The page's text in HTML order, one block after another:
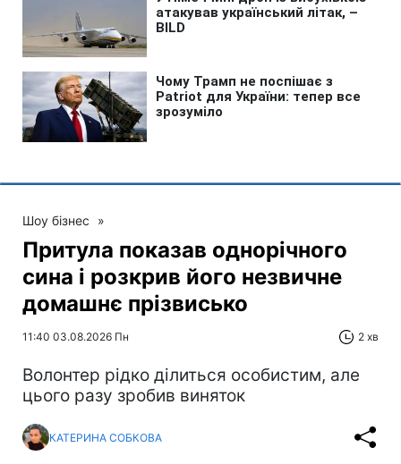
Шоу бізнес »
Притула показав однорічного
сина і розкрив його незвичне
домашнє прізвисько
11:40 03.08.2026 Пн 2 хв
Волонтер рідко ділиться особистим, але
цього разу зробив виняток
КАТЕРИНА СОБКОВА